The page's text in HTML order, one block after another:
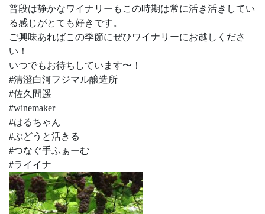
普段は静かなワイナリーもこの時期は常に活き活きしてい
る感じがとても好きです。
ご興味あればこの季節にぜひワイナリーにお越しくださ
い！
いつでもお待ちしています〜！
#清澄白河フジマル醸造所
#佐久間遥
#winemaker
#はるちゃん
#ぶどうと活きる
#つなぐ手ふぁーむ
#ライイナ